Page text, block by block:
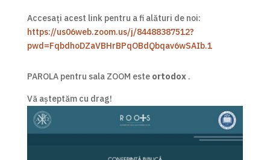
Accesați acest link pentru a fi alături de noi:
https://us06web.zoom.us/j/84488387512?
pwd=FqbdhoDZaVBHrBPqOBdQbqav6wSAIb.1
PAROLA pentru sala ZOOM este ortodox.
Vă așteptăm cu drag!